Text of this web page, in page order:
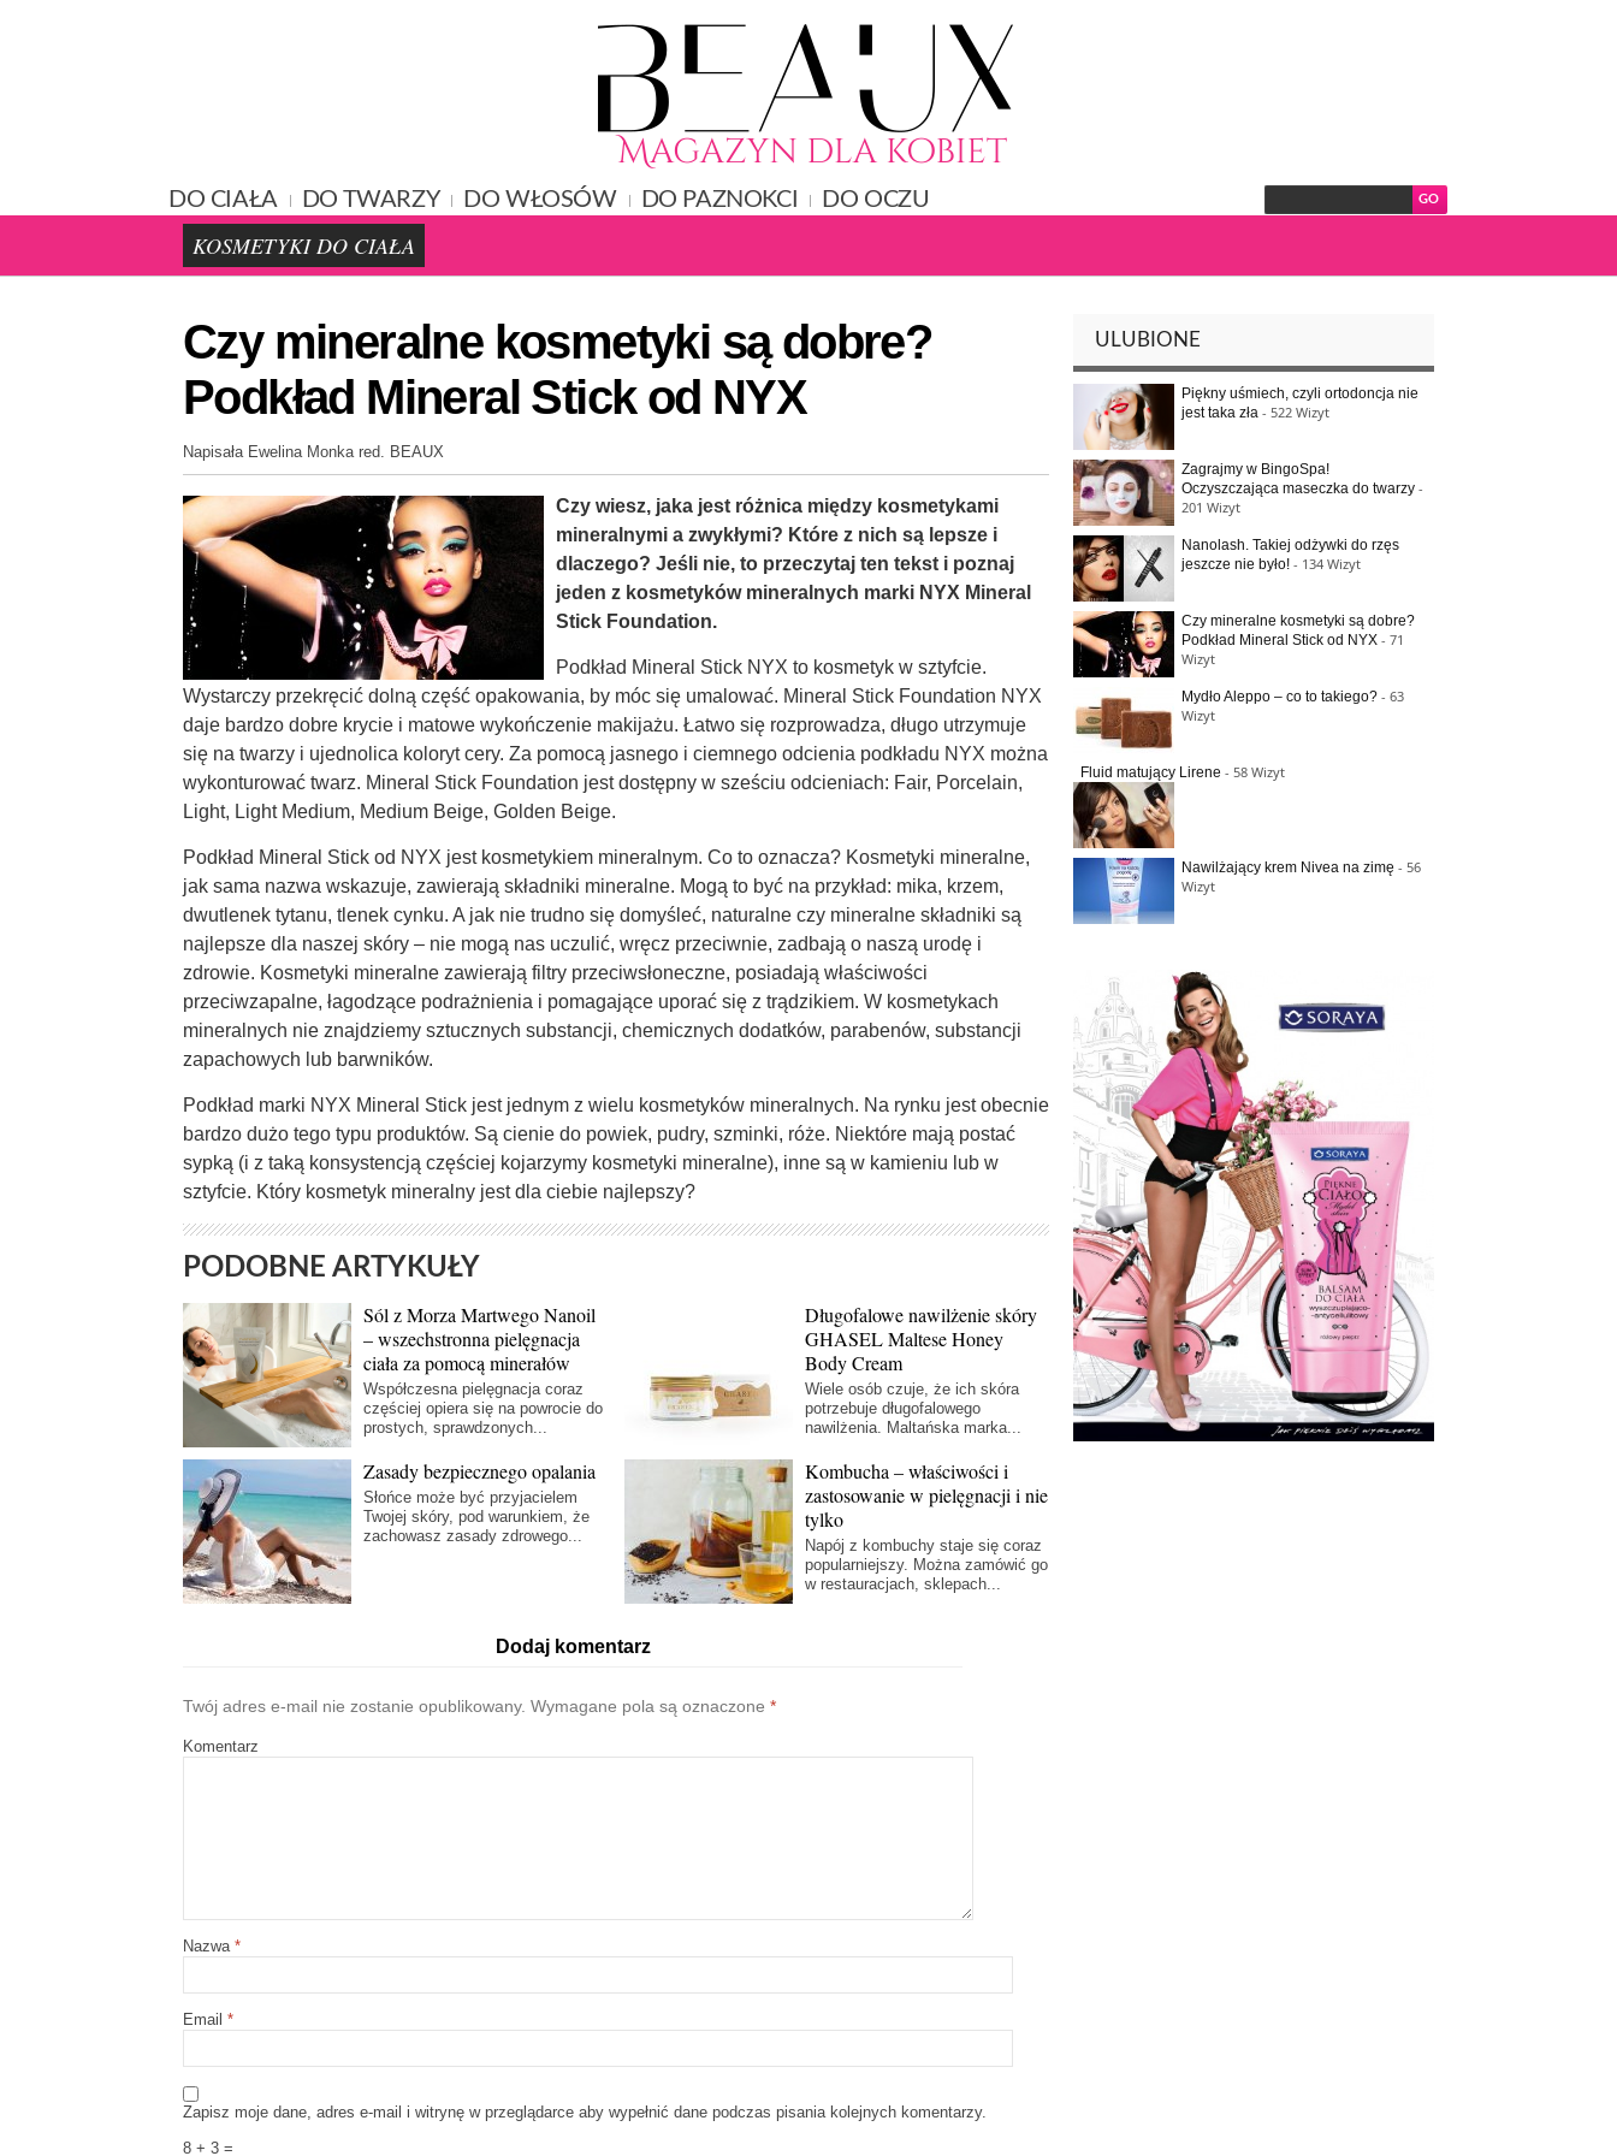
DO CIAŁA DO TWARZY DO WŁOSÓW DO PAZNOKCI DO OCZU
KOSMETYKI DO CIAŁA
Czy mineralne kosmetyki są dobre?
Podkład Mineral Stick od NYX
Napisała Ewelina Monka red. BEAUX
Czy wiesz, jaka jest różnica między kosmetykami
mineralnymi a zwykłymi? Które z nich są lepsze i
dlaczego? Jeśli nie, to przeczytaj ten tekst i poznaj
jeden z kosmetyków mineralnych marki NYX Mineral
Stick Foundation.
Podkład Mineral Stick NYX to kosmetyk w sztyfcie.
Wystarczy przekręcić dolną część opakowania, by móc się umalować. Mineral Stick Foundation NYX
daje bardzo dobre krycie i matowe wykończenie makijażu. Łatwo się rozprowadza, długo utrzymuje
się na twarzy i ujednolica koloryt cery. Za pomocą jasnego i ciemnego odcienia podkładu NYX można
wykonturować twarz. Mineral Stick Foundation jest dostępny w sześciu odcieniach: Fair, Porcelain,
Light, Light Medium, Medium Beige, Golden Beige.
Podkład Mineral Stick od NYX jest kosmetykiem mineralnym. Co to oznacza? Kosmetyki mineralne,
jak sama nazwa wskazuje, zawierają składniki mineralne. Mogą to być na przykład: mika, krzem,
dwutlenek tytanu, tlenek cynku. A jak nie trudno się domyśleć, naturalne czy mineralne składniki są
najlepsze dla naszej skóry – nie mogą nas uczulić, wręcz przeciwnie, zadbają o naszą urodę i
zdrowie. Kosmetyki mineralne zawierają filtry przeciwsłoneczne, posiadają właściwości
przeciwzapalne, łagodzące podrażnienia i pomagające uporać się z trądzikiem. W kosmetykach
mineralnych nie znajdziemy sztucznych substancji, chemicznych dodatków, parabenów, substancji
zapachowych lub barwników.
Podkład marki NYX Mineral Stick jest jednym z wielu kosmetyków mineralnych. Na rynku jest obecnie
bardzo dużo tego typu produktów. Są cienie do powiek, pudry, szminki, róże. Niektóre mają postać
sypką (i z taką konsystencją częściej kojarzymy kosmetyki mineralne), inne są w kamieniu lub w
sztyfcie. Który kosmetyk mineralny jest dla ciebie najlepszy?
PODOBNE ARTYKUŁY
Sól z Morza Martwego Nanoil
– wszechstronna pielęgnacja
ciała za pomocą minerałów
Współczesna pielęgnacja coraz
częściej opiera się na powrocie do
prostych, sprawdzonych...
Długofalowe nawilżenie skóry
GHASEL Maltese Honey
Body Cream
Wiele osób czuje, że ich skóra
potrzebuje długofalowego
nawilżenia. Maltańska marka...
Zasady bezpiecznego opalania
Słońce może być przyjacielem
Twojej skóry, pod warunkiem, że
zachowasz zasady zdrowego...
Kombucha – właściwości i
zastosowanie w pielęgnacji i nie
tylko
Napój z kombuchy staje się coraz
popularniejszy. Można zamówić go
w restauracjach, sklepach...
Dodaj komentarz
Twój adres e-mail nie zostanie opublikowany. Wymagane pola są oznaczone *
Komentarz
Nazwa *
Email *
Zapisz moje dane, adres e-mail i witrynę w przeglądarce aby wypełnić dane podczas pisania kolejnych komentarzy.
8 + 3 =
ULUBIONE
Piękny uśmiech, czyli ortodoncja nie
jest taka zła - 522 Wizyt
Zagrajmy w BingoSpa!
Oczyszczająca maseczka do twarzy -
201 Wizyt
Nanolash. Takiej odżywki do rzęs
jeszcze nie było! - 134 Wizyt
Czy mineralne kosmetyki są dobre?
Podkład Mineral Stick od NYX - 71
Wizyt
Mydło Aleppo – co to takiego? - 63
Wizyt
Fluid matujący Lirene - 58 Wizyt
Nawilżający krem Nivea na zimę - 56
Wizyt